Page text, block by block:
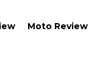
Moto Review